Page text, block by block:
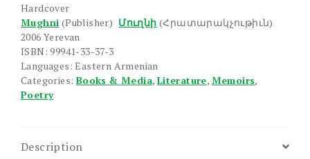
Hardcover
Mughni (Publisher) Մուղնի (Հրատարակչութիւն)
2006 Yerevan
ISBN: 99941-33-37-3
Languages: Eastern Armenian
Categories: Books & Media, Literature, Memoirs,
Poetry
Description